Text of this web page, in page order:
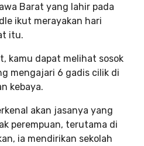
Barat yang lahir pada
ikut merayakan hari
itu.
kamu dapat melihat sosok
mengajari 6 gadis cilik di
kebaya.
akan jasanya yang
perempuan, terutama di
ia mendirikan sekolah